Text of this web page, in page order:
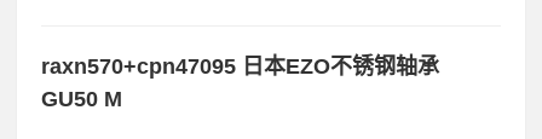
raxn570+cpn47095 日本EZO不锈钢轴承
GU50 M